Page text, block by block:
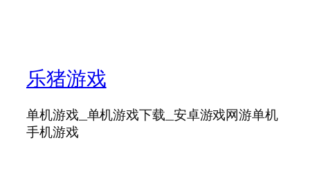
乐猪游戏
单机游戏_单机游戏下载_安卓游戏网游单机
手机游戏